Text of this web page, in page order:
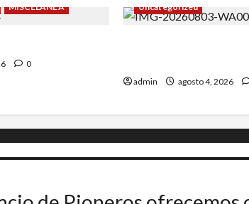
MISCELÁNEA
0
Uncategorized
admin agosto 4, 2026